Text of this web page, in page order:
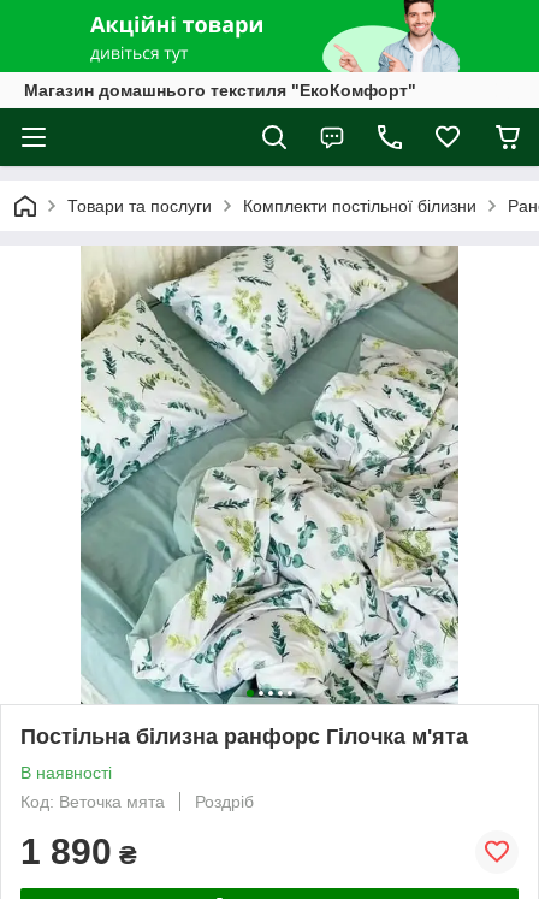
Магазин домашнього текстиля "ЕкоКомфорт"
Товари та послуги Комплекти постільної білизни
Постільна білизна ранфорс Гілочка м'ята
В наявності
Код: Веточка мята
Роздріб
1 890 ₴